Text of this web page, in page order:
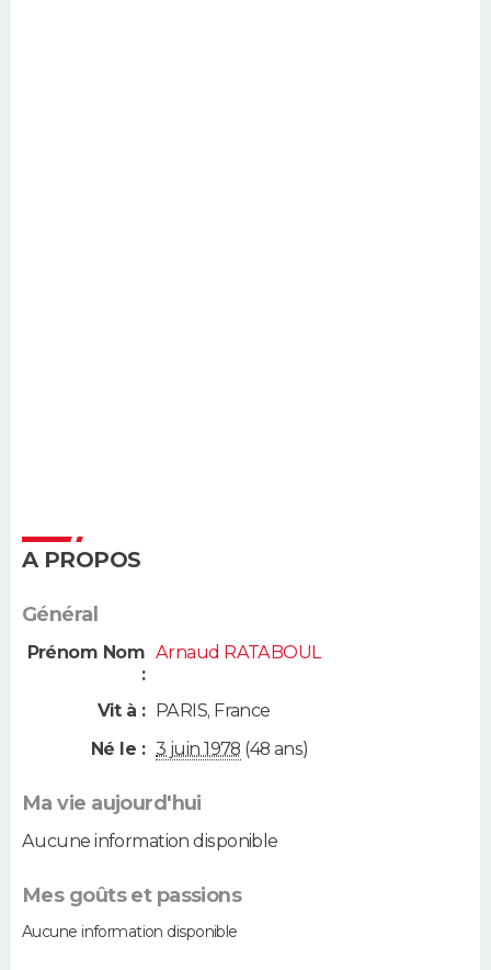
A PROPOS
Général
Prénom Nom
:
Arnaud RATABOUL
Vit à : PARIS, France
Né le : 3 juin 1978 (48 ans)
Ma vie aujourd'hui
Aucune information disponible
Mes goûts et passions
Aucune information disponible